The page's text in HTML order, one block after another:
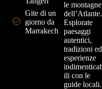
Gite di un
giorno da
Marrakech
le montagne
dell’Atlante.
Esplorate
paesaggi
autentici,
tradizioni ed
esperienze
ili con le
guide locali.